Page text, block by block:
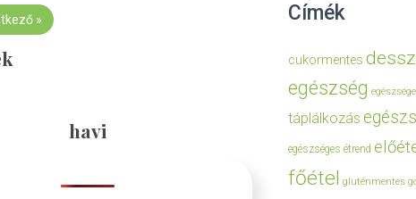
»
havi
Címék
cukormentes
egészség
táplálkozás
egészséges étrend
főétel gluténmentes